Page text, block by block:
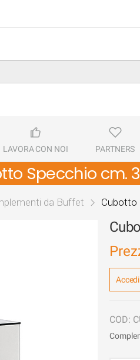
LAVORA CON NOI PARTNERS
Specchio cm.
da Buffet Cubotto